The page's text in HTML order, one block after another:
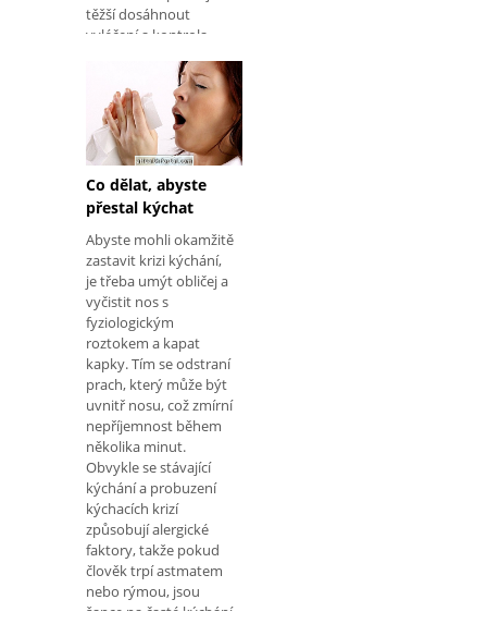
těžší dosáhnout
vyléčení a kontrola
lékařských pokynů.
Naučte se, jak
identifikovat kopřivku.
Nejlepší způsob, jak
léčit
Co dělat, abyste
přestal kýchat
Abyste mohli okamžitě
zastavit krizi kýchání,
je třeba umýt obličej a
vyčistit nos s
fyziologickým
roztokem a kapat
kapky. Tím se odstraní
prach, který může být
uvnitř nosu, což zmírní
nepříjemnost během
několika minut.
Obvykle se stávající
kýchání a probuzení
kýchacích krizí
způsobují alergické
faktory, takže pokud
člověk trpí astmatem
nebo rýmou, jsou
šance na časté kýchání